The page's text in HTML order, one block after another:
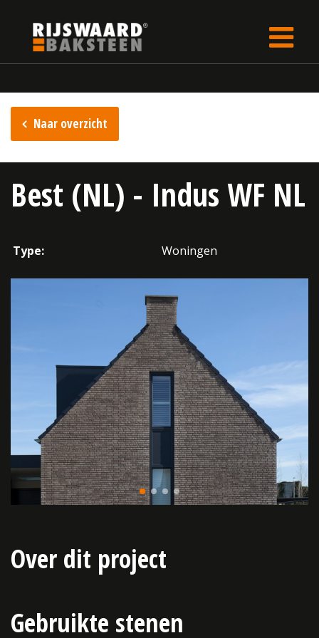
Naar overzicht
Best (NL) - Indus WF NL
Type: Woningen
Over dit project
Gebruikte stenen